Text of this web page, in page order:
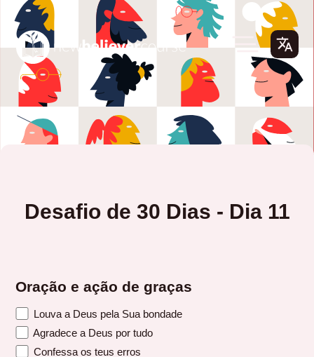
Desafio de 30 Dias - Dia 11
Oração e ação de graças
Louva a Deus pela Sua bondade
Agradece a Deus por tudo
Confessa os teus erros